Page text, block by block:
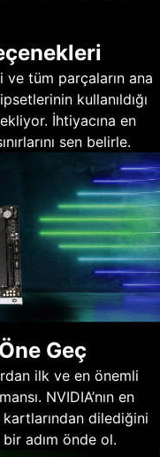
ve tüm parçaların ana
kullanıldığı
İhtiyacına en
sen belirle.
Geç
ilk ve en önemli
NVIDIA’nın en
dilediğini
adım önde ol.